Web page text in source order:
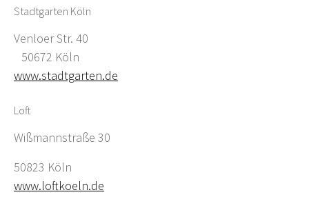
Stadtgarten Köln
Venloer Str. 40
50672 Köln
www.stadtgarten.de
Loft
Wißmannstraße 30
50823 Köln
www.loftkoeln.de